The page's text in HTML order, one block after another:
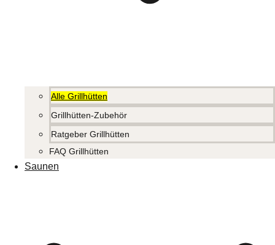
Alle Grillhütten
Grillhütten-Zubehör
Ratgeber Grillhütten
FAQ Grillhütten
Saunen